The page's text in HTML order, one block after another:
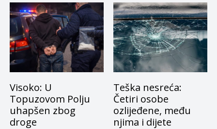
Visoko: U
Topuzovom Polju
uhapšen zbog
droge
Teška nesreća:
Četiri osobe
ozlijeđene, među
njima i dijete